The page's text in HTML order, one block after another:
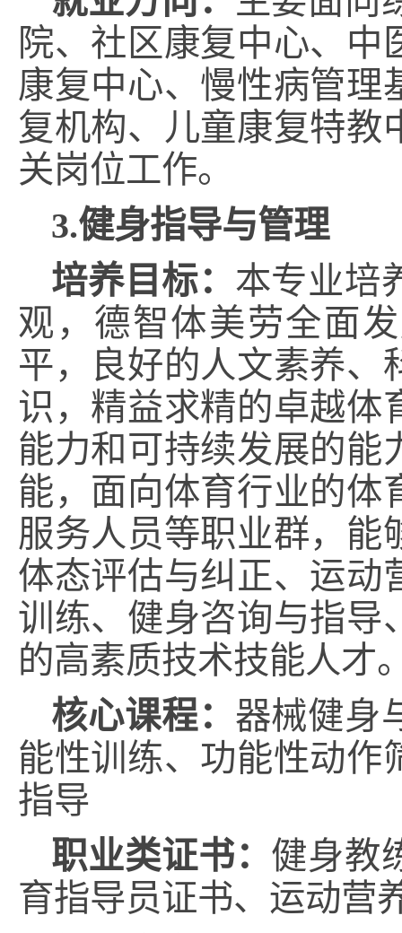
院、社区康复中心、
康复中心、慢性病管理
复机构、儿童康复特教
关岗位工作。
3.健身指导与管理
培养目标： 本专业培
观，德智体美劳全面
平，良好的人文素养、
识，精益求精的卓越体
能力和可持续发展的能
能，面向体育行业的体
服务人员等职业群，能
体态评估与纠正、运动
训练、健身咨询与指导
的高素质技术技能人才
核心课程： 器械健身
能性训练、功能性动作
指导
职业类证书： 健身教
育指导员证书、运动营